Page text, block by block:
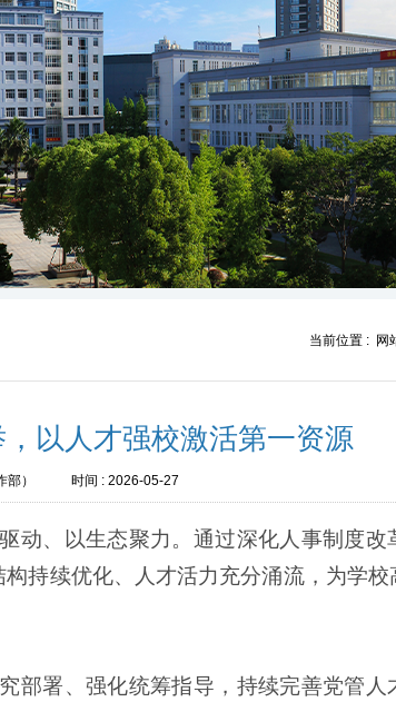
当前位置 : 网
，以人才强校激活第一资源
部） 时间 : 2026-05-27
动、以生态聚力。通过深化人事制度改
持续优化、人才活力充分涌流，为学
部署、强化统筹指导，持续完善党管人